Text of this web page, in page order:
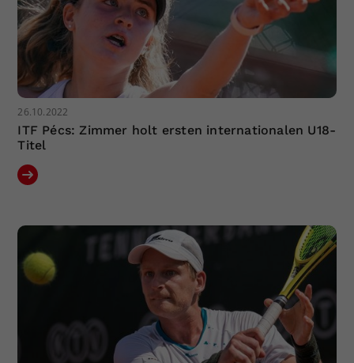
26.10.2022
ITF Pécs: Zimmer holt ersten internationalen U18-
Titel